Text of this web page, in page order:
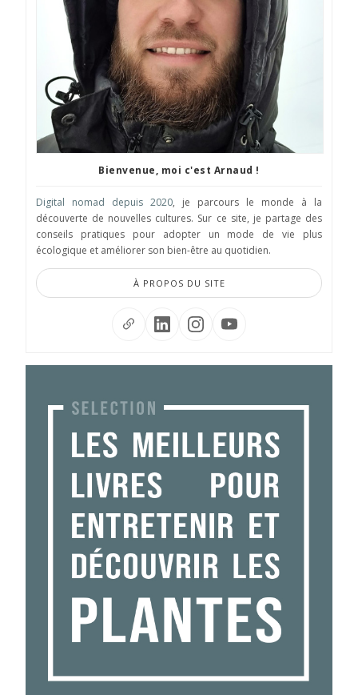
Bienvenue, moi c'est Arnaud !
Digital nomad depuis 2020, je parcours le monde à la
découverte de nouvelles cultures. Sur ce site, je partage des
conseils pratiques pour adopter un mode de vie plus
écologique et améliorer son bien-être au quotidien.
À PROPOS DU SITE